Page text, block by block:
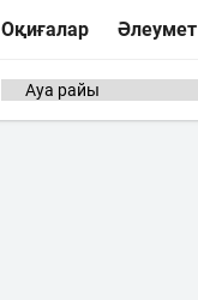
Оқиғалар Әлеумет